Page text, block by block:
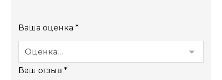
Ваша оценка*
Ваш отзыв*